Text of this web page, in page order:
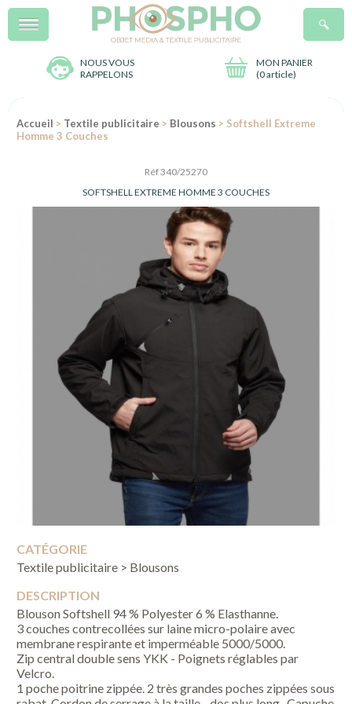
NOUS VOUS
RAPPELONS
MON PANIER
(0 article)
Menu
Accueil > Textile publicitaire > Blousons > Softshell Extreme
Homme 3 Couches
Réf 340/25270
SOFTSHELL EXTREME HOMME 3 COUCHES
CATÉGORIE
Textile publicitaire > Blousons
DESCRIPTION
Blouson Softshell 94 % Polyester 6 % Elasthanne.
3 couches contrecollées sur laine micro-polaire avec
membrane respirante et imperméable 5000/5000.
Zip central double sens YKK - Poignets réglables par
Velcro.
1 poche poitrine zippée. 2 très grandes poches zippées sous